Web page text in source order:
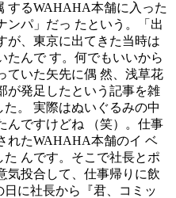
するWAHAHA本舗に入った
ンパ」だっ たという。「出
が、東京に出てきた当時は
たんで す。何でもいいから
ていた矢先に偶 然、浅草花
が発足したという記事を雑
。 実際はぬいぐるみの中
んですけどね （笑）。仕事
れたWAHAHA本舗のイ ベ
んです。そこで社長とポ
気投合して、仕事帰りに飲
に社長から『君、コミッ